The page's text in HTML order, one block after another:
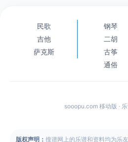
民歌 钢琴
吉他
二胡
萨克斯
古筝
通俗
sooopu.com 移动版 ·
版权声明： 搜谱网上的乐谱和资料均为乐